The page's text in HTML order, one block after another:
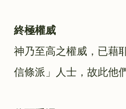
終極權威
神乃至高之權威，已藉
信條派」人士，故此他